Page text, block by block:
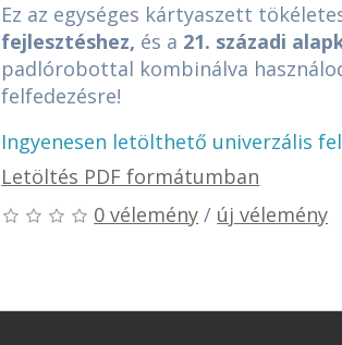
Ez az egységes kártyaszett
fejlesztéshez, és a 21. századi
padlórobottal kombinálva
felfedezésre!
Ingyenesen letölthető univerzális
Letöltés PDF formátumban
0 vélemény / új vélemény